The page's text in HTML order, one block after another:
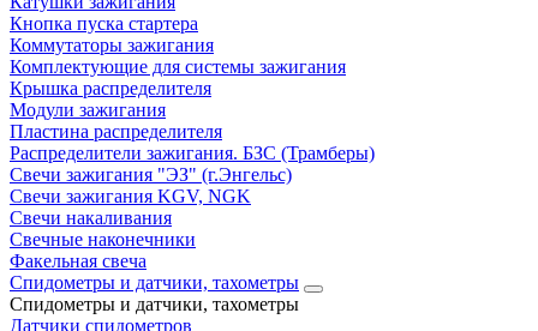
Кнопка пуска стартера
Коммутаторы зажигания
Комплектующие для системы зажигания
Крышка распределителя
Модули зажигания
Пластина распределителя
Распределители зажигания. БЗС (Трамберы)
Свечи зажигания "ЭЗ" (г.Энгельс)
Свечи зажигания KGV, NGK
Свечи накаливания
Свечные наконечники
Факельная свеча
Спидометры и датчики, тахометры
Спидометры и датчики, тахометры
Датчики спидометров